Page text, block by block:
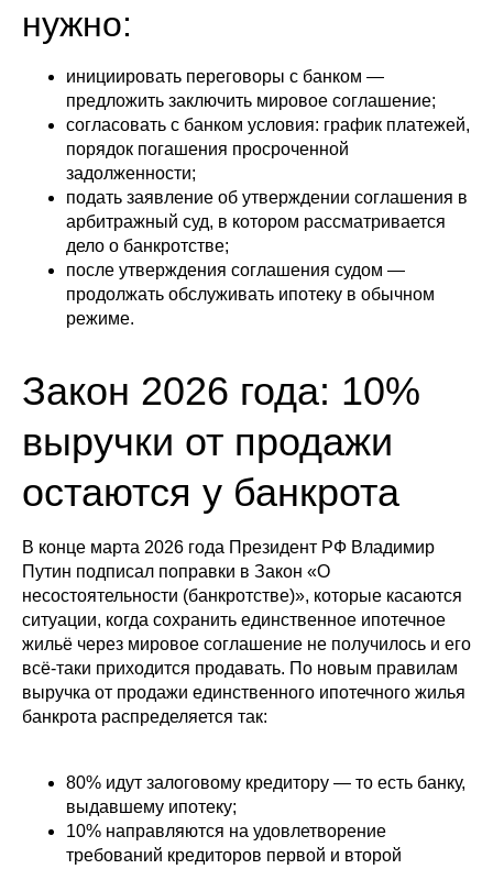
нужно:
инициировать переговоры с банком —
предложить заключить мировое соглашение;
согласовать с банком условия: график платежей,
порядок погашения просроченной
задолженности;
подать заявление об утверждении соглашения в
арбитражный суд, в котором рассматривается
дело о банкротстве;
после утверждения соглашения судом —
продолжать обслуживать ипотеку в обычном
режиме.
Закон 2026 года: 10%
выручки от продажи
остаются у банкрота
В конце марта 2026 года Президент РФ Владимир
Путин подписал поправки в Закон «О
несостоятельности (банкротстве)», которые касаются
ситуации, когда сохранить единственное ипотечное
жильё через мировое соглашение не получилось и его
всё-таки приходится продавать. По новым правилам
выручка от продажи единственного ипотечного жилья
банкрота распределяется так:
80% идут залоговому кредитору — то есть банку,
выдавшему ипотеку;
10% направляются на удовлетворение
требований кредиторов первой и второй